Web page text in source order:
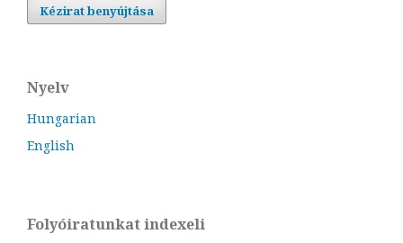
Kézirat benyújtása
Nyelv
Hungarian
English
Folyóiratunkat indexeli